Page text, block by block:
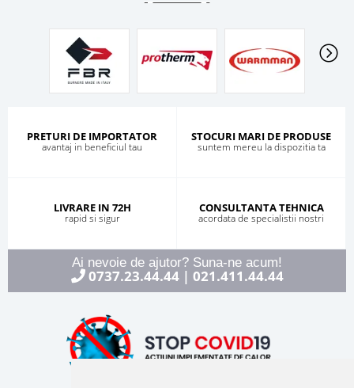
PRETURI DE IMPORTATOR
avantaj in beneficiul tau
STOCURI MARI DE PRODUSE
suntem mereu la dispozitia ta
LIVRARE IN 72H
rapid si sigur
CONSULTANTA TEHNICA
acordata de specialistii nostri
Ai nevoie de ajutor? Suna-ne acum!
0737.23.44.44| 021.411.44.44